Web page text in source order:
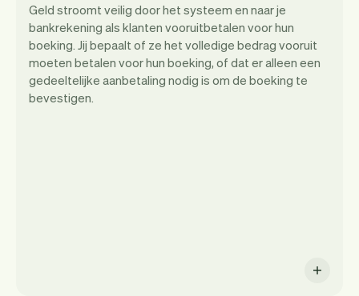
Geld stroomt veilig door het systeem en naar je
bankrekening als klanten vooruitbetalen voor hun
boeking. Jij bepaalt of ze het volledige bedrag vooruit
moeten betalen voor hun boeking, of dat er alleen een
gedeeltelijke aanbetaling nodig is om de boeking te
bevestigen.
Het is jouw thuiskapper dus jij bepaalt